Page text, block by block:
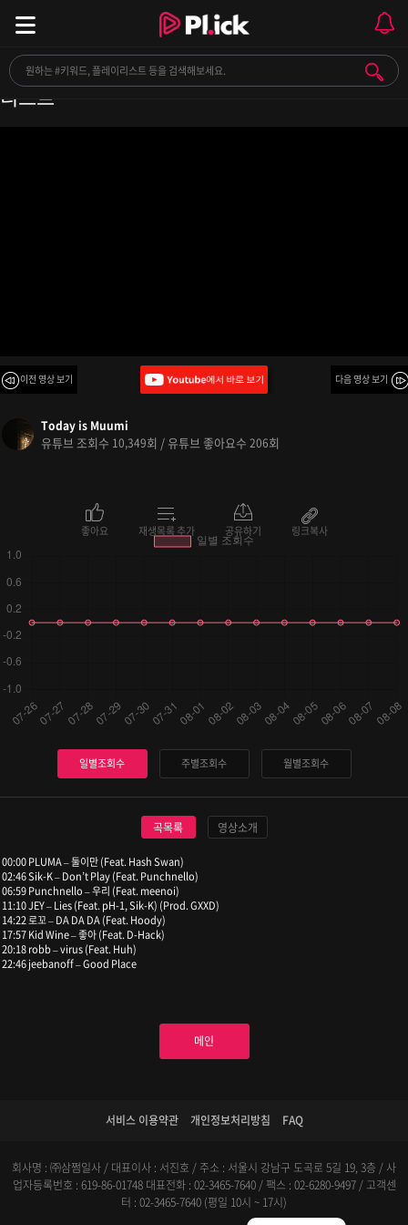
[Playlist] 영원히 우리였으면 해 l 감성 힙합 플레이
리스트
이전 영상 보기 다음 영상 보기
Today is Muumi
유튜브 조회수 10,349회 / 유튜브 좋아요수 206회
좋아요 재생목록 추가 공유하기 링크복사
일별조회수 주별조회수 월별조회수
곡목록 영상소개
00:00 PLUMA – 둘이만 (Feat. Hash Swan)
02:46 Sik-K – Don’t Play (Feat. Punchnello)
06:59 Punchnello – 우리 (Feat. meenoi)
11:10 JEY – Lies (Feat. pH-1, Sik-K) (Prod. GXXD)
14:22 로꼬 – DA DA DA (Feat. Hoody)
17:57 Kid Wine – 좋아 (Feat. D-Hack)
20:18 robb – virus (Feat. Huh)
22:46 jeebanoff – Good Place
메인
서비스 이용약관 개인정보처리방침 FAQ
회사명 : ㈜삼쩜일사 / 대표이사 : 서진호 / 주소 : 서울시 강남구 도곡로 5길 19, 3층 / 사
업자등록번호 : 619-86-01748 대표전화 : 02-3465-7640 / 팩스 : 02-6280-9497 / 고객센
터 : 02-3465-7640 (평일 10시 ~ 17시)